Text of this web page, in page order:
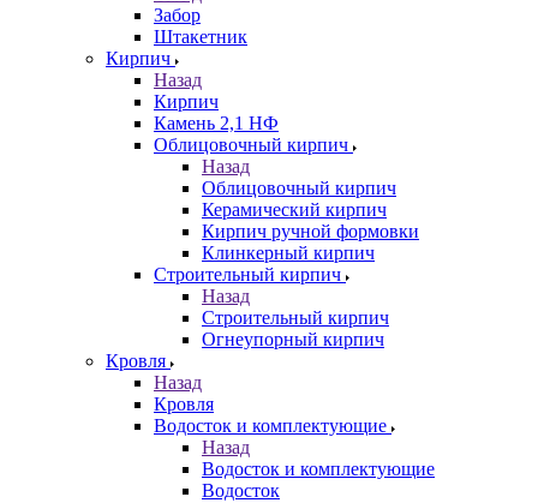
Забор
Штакетник
Кирпич
Назад
Кирпич
Камень 2,1 НФ
Облицовочный кирпич
Назад
Облицовочный кирпич
Керамический кирпич
Кирпич ручной формовки
Клинкерный кирпич
Строительный кирпич
Назад
Строительный кирпич
Огнеупорный кирпич
Кровля
Назад
Кровля
Водосток и комплектующие
Назад
Водосток и комплектующие
Водосток